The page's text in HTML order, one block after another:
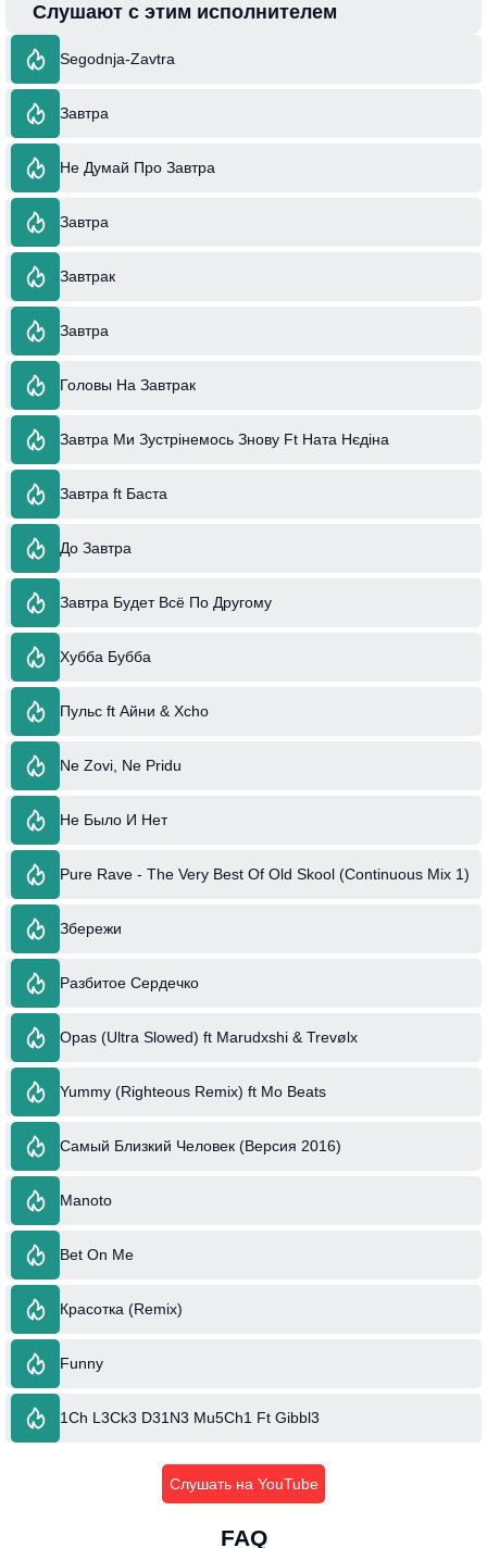
Слушают с этим исполнителем
Segodnja-Zavtra
Завтра
Не Думай Про Завтра
Завтра
Завтрак
Завтра
Головы На Завтрак
Завтра Ми Зустрінемось Знову Ft Ната Нєдіна
Завтра ft Баста
До Завтра
Завтра Будет Всё По Другому
Хубба Бубба
Пульс ft Айни & Xcho
Ne Zovi, Ne Pridu
Не Было И Нет
Pure Rave - The Very Best Of Old Skool (Continuous Mix 1)
Збережи
Разбитое Сердечко
Opas (Ultra Slowed) ft Marudxshi & Trevølx
Yummy (Righteous Remix) ft Mo Beats
Самый Близкий Человек (Версия 2016)
Manoto
Bet On Me
Красотка (Remix)
Funny
1Ch L3Ck3 D31N3 Mu5Ch1 Ft Gibbl3
Слушать на YouTube
FAQ